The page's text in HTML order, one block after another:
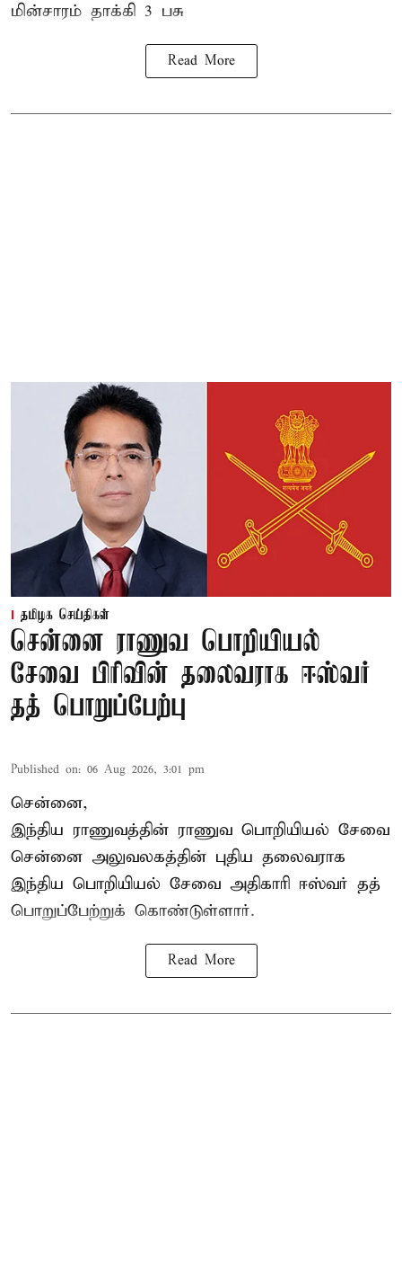
மின்சாரம் தாக்கி 3 பசு
Read More
தமிழக செய்திகள்
சென்னை ராணுவ பொறியியல்
சேவை பிரிவின் தலைவராக ஈஸ்வர்
தத் பொறுப்பேற்பு
Published on: 06 Aug 2026, 3:01 pm
சென்னை,
இந்திய ராணுவத்தின் ராணுவ பொறியியல் சேவை
சென்னை அலுவலகத்தின் புதிய தலைவராக
இந்திய பொறியியல் சேவை அதிகாரி ஈஸ்வர் தத்
பொறுப்பேற்றுக் கொண்டுள்ளார்.
Read More